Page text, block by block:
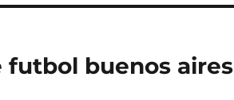
futbol buenos aires